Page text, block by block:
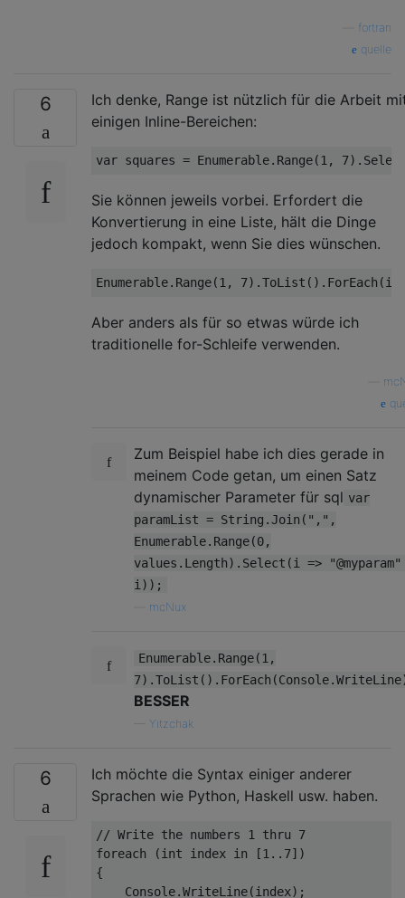
fortran
quelle
6
Ich denke, Range ist nützlich für die Arbeit
einigen Inline-Bereichen:
var squares = Enumerable.Range(1 , 7
Sie können jeweils vorbei. Erfordert die
Konvertierung in eine Liste, hält die Dinge
jedoch kompakt, wenn Sie dies wünschen.
Enumerable.Range(1 , 7
Aber anders als für so etwas würde ich
traditionelle for-Schleife verwenden.
Zum Beispiel habe ich dies gerade in
meinem Code getan, um einen Satz
dynamischer Parameter für sql var
paramList = String.Join(",",
Enumerable.Range(0,
values.Length).Select(i =>
i));
mcNux
Enumerable.Range(1,
BESSER
Yitzchak
6
Ich möchte die Syntax einiger anderer
Sprachen wie Python, Haskell usw. haben.
// Write the numbers 1 thru 7
foreach (int index in [1. .7])
{
    Console.WriteLine(index);